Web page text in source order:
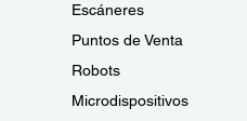
Escáneres
Puntos de Venta
Robots
Microdispositivos